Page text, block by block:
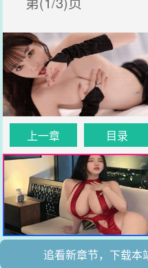
上一章 目录
追看新章节，下载本